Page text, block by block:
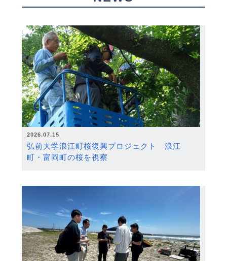
2026.07.15
弘前大学浪江町桜復興プロジェクト 浪江
町・富岡町の桜を視察